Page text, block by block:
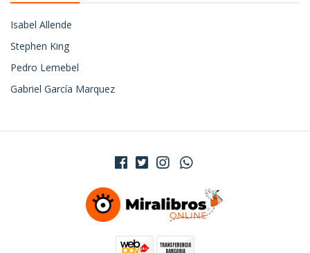
Isabel Allende
Stephen King
Pedro Lemebel
Gabriel García Marquez